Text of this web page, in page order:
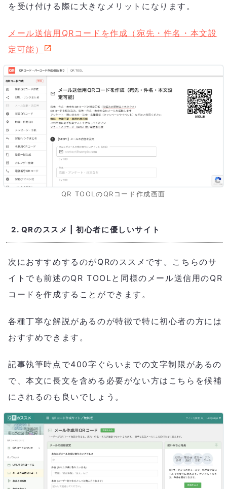
を受け付ける際に大きなメリットになります。
メール送信用QRコードを作成（宛先・件名・本文設
定可能）
QR TOOLのQRコード作成画面
2. QRのススメ | 初心者に優しいサイト
次におすすめするのがQRのススメです。こちらのサ
イトでも前述のQR TOOLと同様のメール送信用のQR
コードを作成することができます。
各種丁寧な解説があるのが特徴で特に初心者の方には
おすすめできます。
記事執筆時点で400字ぐらいまでの文字制限があるの
で、本文に長文を含める必要がない方はこちらを候補
にされるのも良いでしょう。